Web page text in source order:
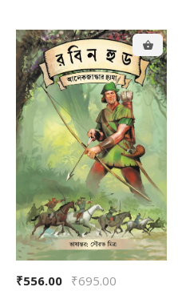
₹556.00 ₹695.00